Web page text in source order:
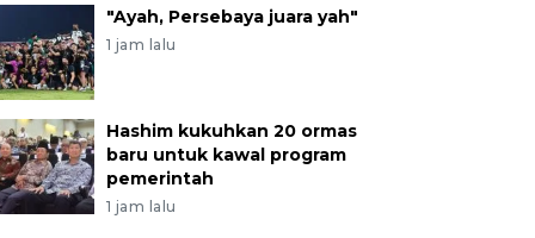
"Ayah, Persebaya juara yah"
1 jam lalu
Hashim kukuhkan 20 ormas
baru untuk kawal program
pemerintah
1 jam lalu